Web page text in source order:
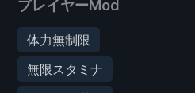
プレイヤーMod
体力無制限
無限スタミナ